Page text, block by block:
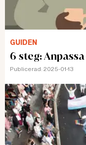
GUIDEN
6 steg:
Publicerad: 2025-01-13